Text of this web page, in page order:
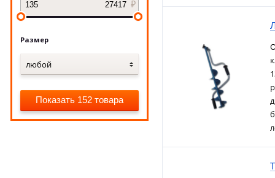
Размер
любой
Показать 152 товара